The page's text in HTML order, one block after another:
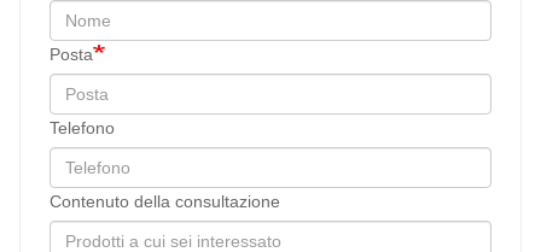
Posta
Telefono
Contenuto della consultazione